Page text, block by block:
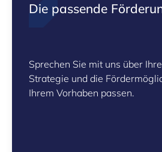
Die passende
Sprechen Sie mit uns über
Strategie und die
Ihrem Vorhaben passen.